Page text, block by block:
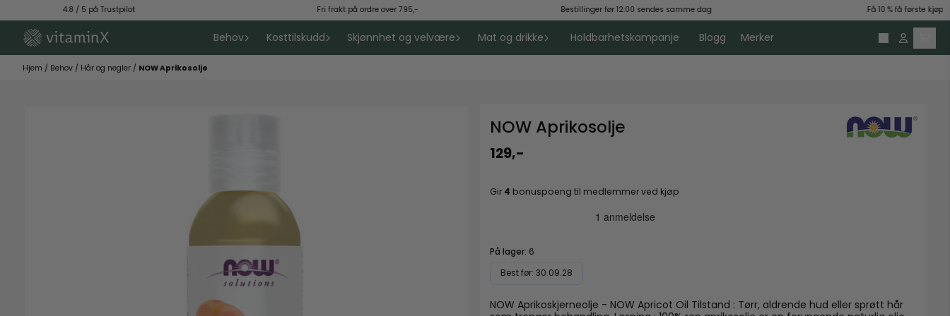
Hopp til innhold4.8 / 5 på Trustpilot Fri frakt på ordre over 795,- Bestillinger før 12:00 sendes samme dag Få 10 % få første kjøp
Behov Kosttilskudd Skjønnhet og velvære Mat og drikke Holdbarhetskampanje Blogg Merker
Hjem / Behov / Hår og negler / NOW Aprikosolje
NOW Aprikosolje
129,-
Gir 4 bonuspoeng til medlemmer ved kjøp
På lager: 6
Best før: 30.09.28
NOW Aprikoskjerneolje - NOW Apricot Oil Tilstand : Tørr, aldrende hud eller sprøtt hår